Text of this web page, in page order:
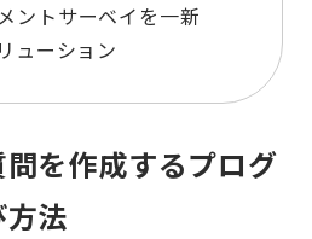
ントサーベイを一新
ューション
を作成するプログ
法